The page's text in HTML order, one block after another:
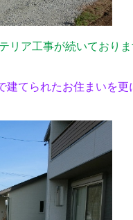
リア工事が続いており
てられたお住まいを